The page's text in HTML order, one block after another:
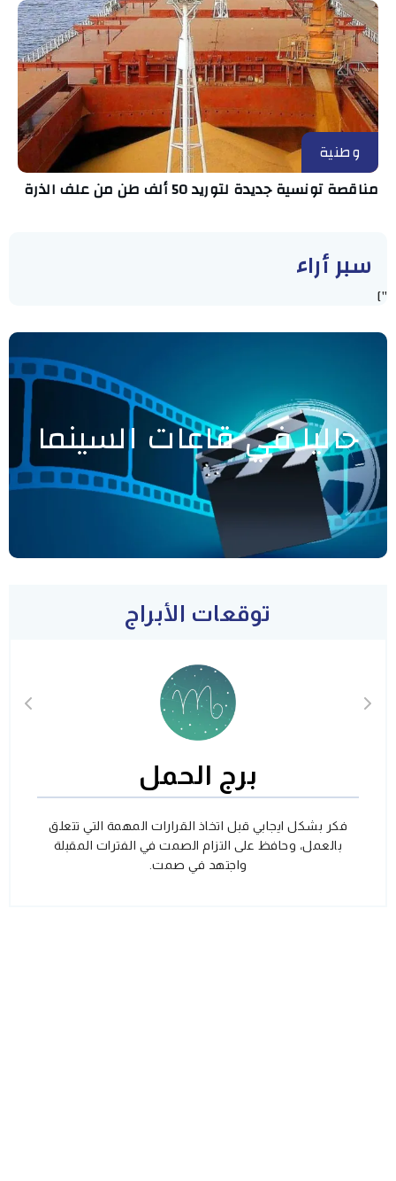
وطنية
مناقصة تونسية جديدة لتوريد 50 ألف طن من علف الذرة
سبر أراء
"]
حاليا في قاعات السينما
توقعات الأبراج
برج الحمل
فكر بشكل ايجابي قبل اتخاذ القرارات المهمة التي تتعلق
بالعمل، وحافظ على التزام الصمت في الفترات المقبلة
واجتهد في صمت.